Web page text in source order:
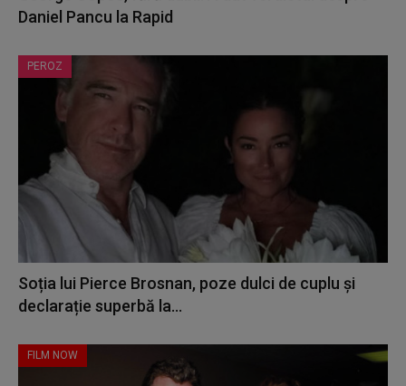
Daniel Pancu la Rapid
PEROZ
Soția lui Pierce Brosnan, poze dulci de cuplu și
declarație superbă la...
FILM NOW